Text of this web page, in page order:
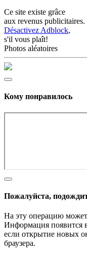
Ce site existe grâce
aux revenus publicitaires.
Désactivez Adblock,
s'il vous plaît!
Photos aléatoires
Кому понравилось
Пожалуйста,
На эту операцию может
Информация появится
если открытие новых
браузера.